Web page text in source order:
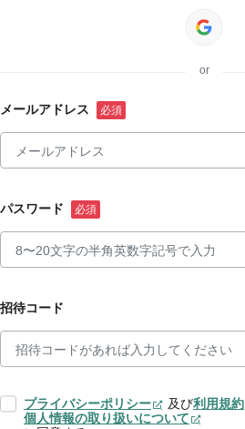
or
メールアドレス
パスワード
招待コード
プライバシーポリシー 及び利用規約
個人情報の取り扱いについて